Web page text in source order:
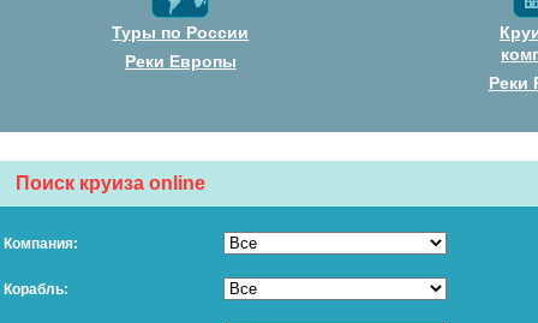
Туры по России
Реки Европы
Реки
Поиск круиза online
Компания:
Корабль: